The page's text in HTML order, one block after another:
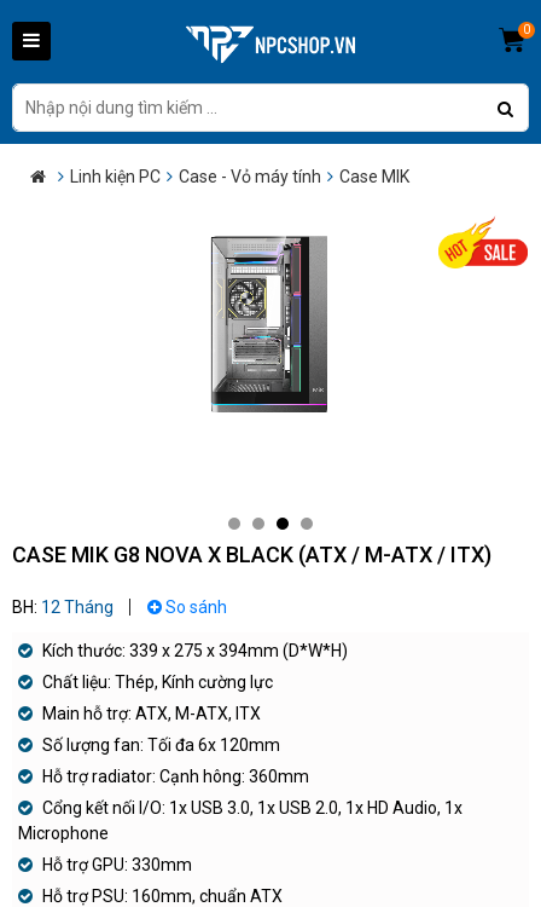
0
Linh kiện PC Case - Vỏ máy tính Case MIK
CASE MIK G8 NOVA X BLACK (ATX / M-ATX / ITX)
BH: 12 Tháng So sánh
Kích thước: 339 x 275 x 394mm (D*W*H)
Chất liệu: Thép, Kính cường lực
Main hỗ trợ: ATX, M-ATX, ITX
Số lượng fan: Tối đa 6x 120mm
Hỗ trợ radiator: Cạnh hông: 360mm
Cổng kết nối I/O: 1x USB 3.0, 1x USB 2.0, 1x HD Audio, 1x
Microphone
Hỗ trợ GPU: 330mm
Hỗ trợ PSU: 160mm, chuẩn ATX